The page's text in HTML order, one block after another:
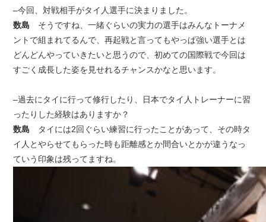
–今回、対戦相手がタイ人選手に決まりました。
数島 そうですね、一緒ぐらいの実力の選手はみんなトーナメ
ントで組まれてるんで、再起戦と言ってもやっぱ強い選手とは
どんどんやっていきたいと思うので、初めての国際戦で今回は
すごく成長した姿を見せれるチャンスかなと思います。
–過去にタイに行って修行したり、日本でタイ人トレーナーに習
ったりした経験はありますか？
数島 タイには2回ぐらい練習に行ったことがあって、その時タ
イ人とやらせてもらった時も距離感とか間合いとかが違うなっ
ていう印象は残ってますね。